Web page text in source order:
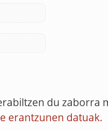
du zaborra
erantzunen datuak.